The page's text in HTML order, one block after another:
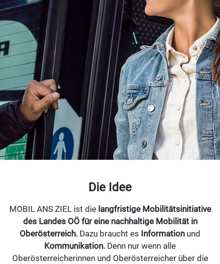
Die Idee
MOBIL ANS ZIEL ist die langfristige Mobilitätsinitiative
des Landes OÖ für eine nachhaltige Mobilität in
Oberösterreich. Dazu braucht es Information und
Kommunikation. Denn nur wenn alle
Oberösterreicherinnen und Oberösterreicher über die